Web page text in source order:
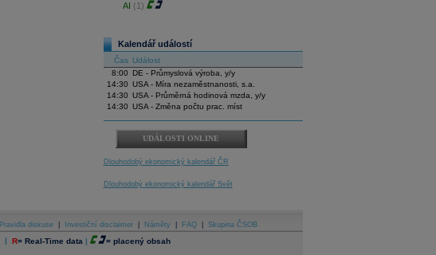
AI (1)
Kalendář událostí
Čas Událost
8:00
DE - Průmyslová výroba, y/y
14:30 USA - Míra nezaměstnanosti, s.a.
14:30 USA - Průměrná hodinová mzda, y/y
14:30 USA - Změna počtu prac. míst
UDÁLOSTI ONLINE
Dlouhodobý ekonomický kalendář ČR
Dlouhodobý ekonomický kalendář Svět
Pravidla diskuse Investiční disclaimer Náměty FAQ Skupina ČSOB
| R= Real-Time data | = placený obsah